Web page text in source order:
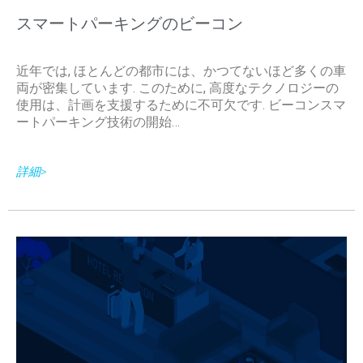
スマートパーキングのビーコン
近年では, ほとんどの都市には、かつてないほど多くの車
両が密集しています. このために, 高度なテクノロジーの
使用は、計画を支援するために不可欠です. ビーコンスマ
ートパーキング技術の開始…
詳細>